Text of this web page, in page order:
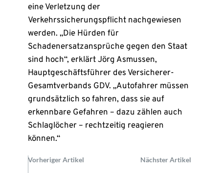
eine Verletzung der
Verkehrssicherungspflicht nachgewiesen
werden. „Die Hürden für
Schadenersatzansprüche gegen den Staat
sind hoch“, erklärt Jörg Asmussen,
Hauptgeschäftsführer des Versicherer-
Gesamtverbands GDV. „Autofahrer müssen
grundsätzlich so fahren, dass sie auf
erkennbare Gefahren – dazu zählen auch
Schlaglöcher – rechtzeitig reagieren
können.“
Vorheriger Artikel Nächster Artikel